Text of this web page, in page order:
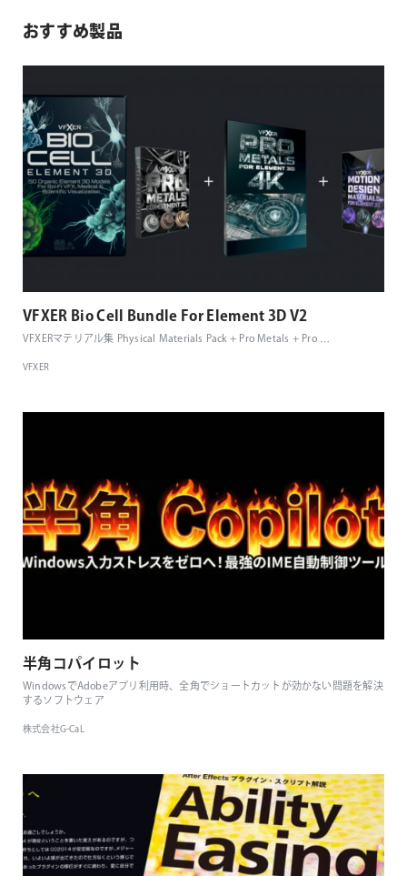
おすすめ製品
VFXER Bio Cell Bundle For Element 3D V2
VFXERマテリアル集 Physical Materials Pack + Pro Metals + Pro …
VFXER
半角コパイロット
WindowsでAdobeアプリ利用時、全角でショートカットが効かない問題を解決
するソフトウェア
株式会社G-CaL